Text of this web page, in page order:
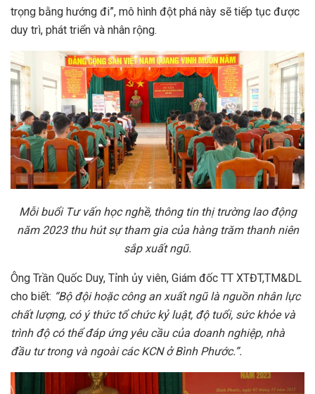
trọng bằng hướng đi”, mô hình đột phá này sẽ tiếp tục được
duy trì, phát triển và nhân rộng.
Mỗi buổi Tư vấn học nghề, thông tin thị trường lao động
năm 2023 thu hút sự tham gia của hàng trăm thanh niên
sắp xuất ngũ.
Ông Trần Quốc Duy, Tỉnh ủy viên, Giám đốc TT XTĐT,TM&DL
cho biết: “Bộ đội hoặc công an xuất ngũ là nguồn nhân lực
chất lượng, có ý thức tổ chức kỷ luật, độ tuổi, sức khỏe và
trình độ có thể đáp ứng yêu cầu của doanh nghiệp, nhà
đầu tư trong và ngoài các KCN ở Bình Phước.”.